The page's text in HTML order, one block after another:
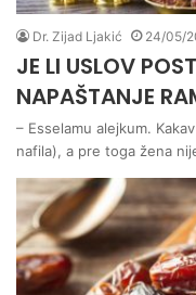
Dr. Zijad Ljakić 24/05/
JE LI USLOV
NAPAŠTANJE
– Esselamu alejkum.
nafila), a pre toga žena